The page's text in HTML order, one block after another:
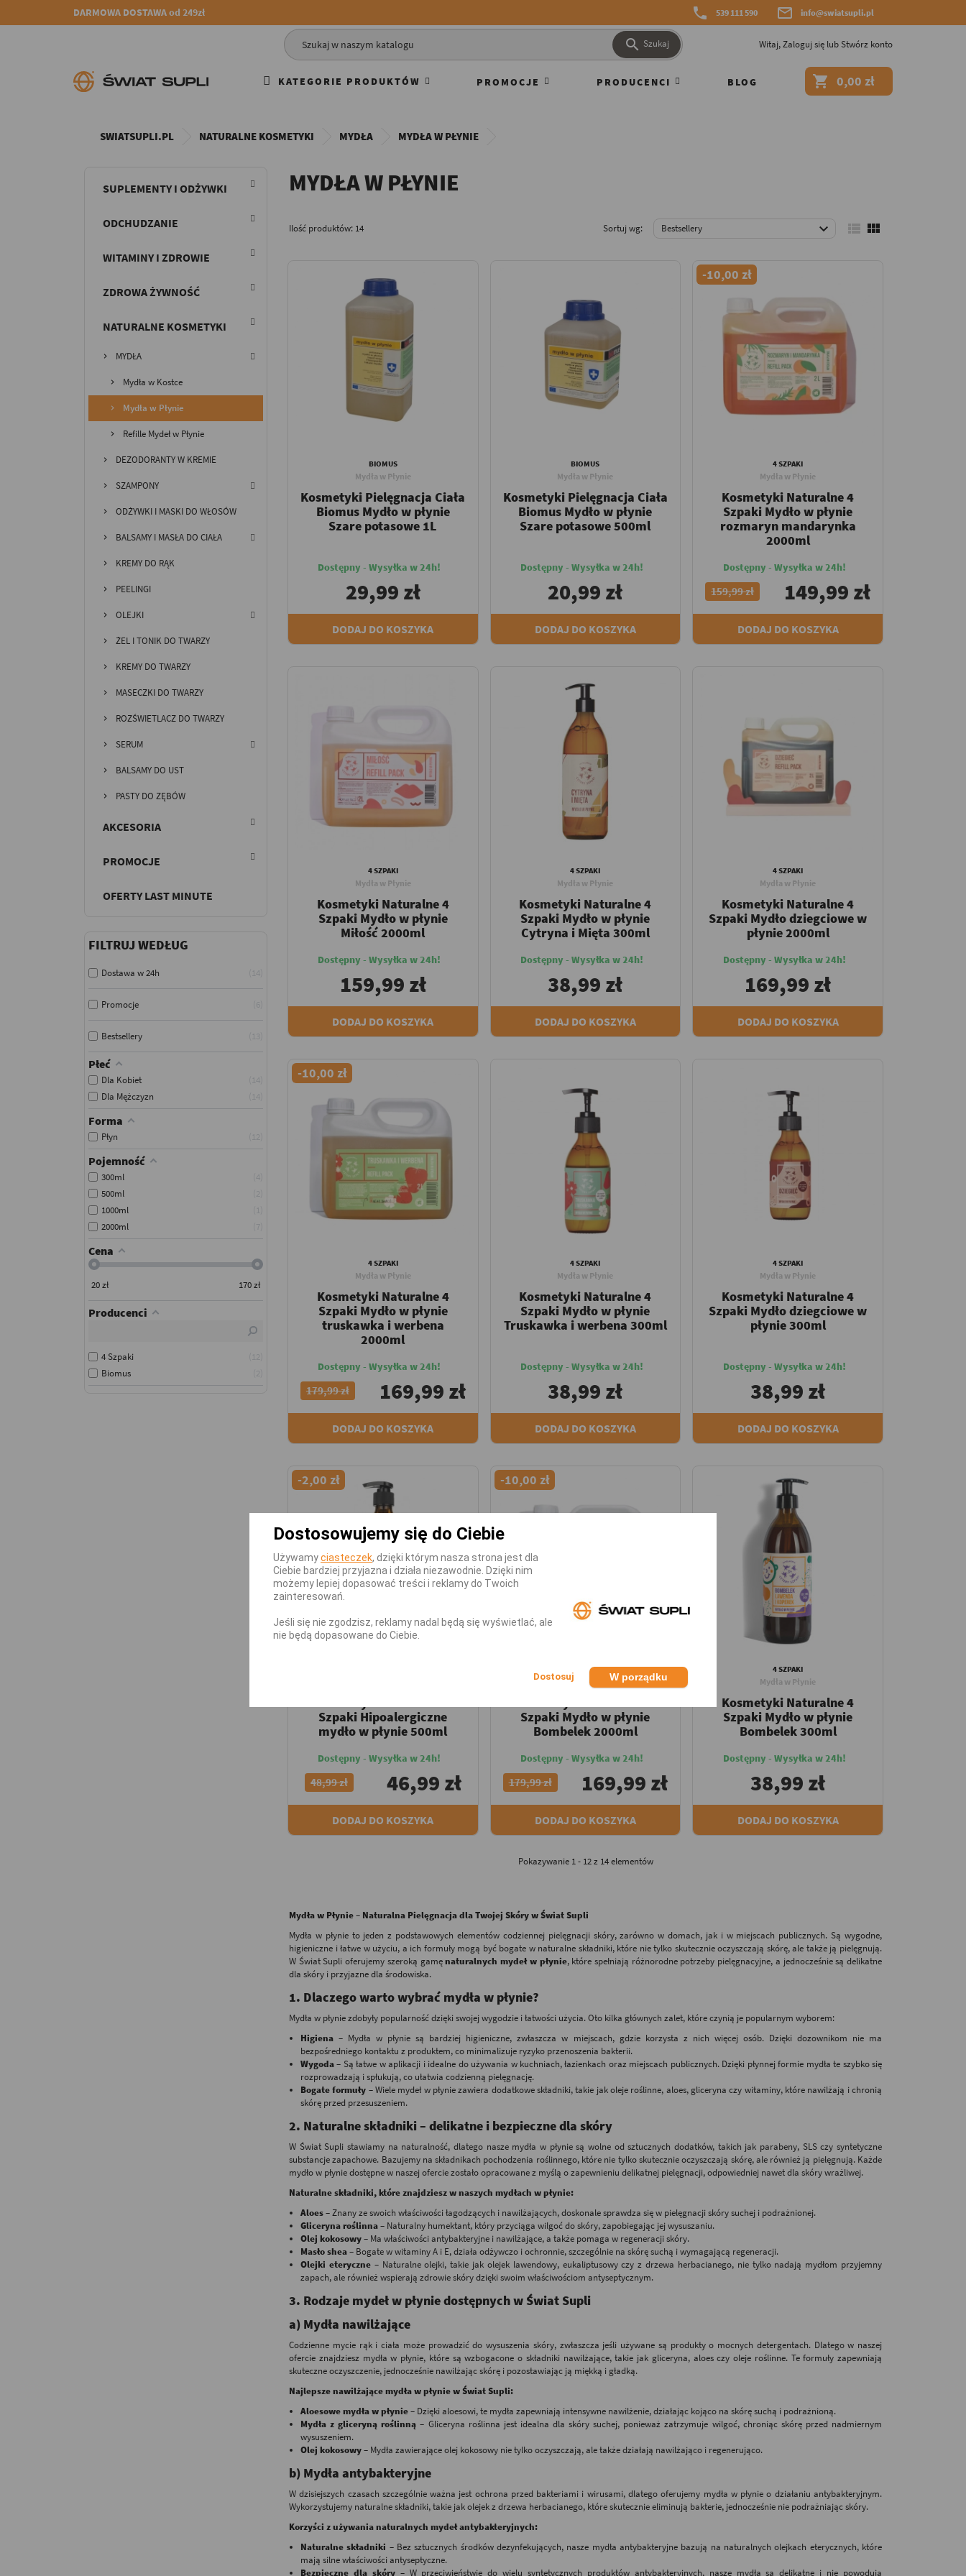
DARMOWA DOSTAWA od 249zł  539 111 590  info@swiatsupli.pl
 Szukaj Witaj,Zaloguj się lubStwórz konto
KATEGORIE PRODUKTÓW PROMOCJE PRODUCENCI BLOG  0,00 zł
SWIATSUPLI.PL NATURALNE KOSMETYKI MYDŁA MYDŁA W PŁYNIE
SUPLEMENTY I ODŻYWKI
ODCHUDZANIE
WITAMINY I ZDROWIE
ZDROWA ŻYWNOŚĆ
NATURALNE KOSMETYKI
MYDŁA
Mydła w Kostce
Mydła w Płynie
Refille Mydeł w Płynie
DEZODORANTY W KREMIE
SZAMPONY
ODŻYWKI I MASKI DO WŁOSÓW
BALSAMY I MASŁA DO CIAŁA
KREMY DO RĄK
PEELINGI
OLEJKI
ŻEL I TONIK DO TWARZY
KREMY DO TWARZY
MASECZKI DO TWARZY
ROZŚWIETLACZ DO TWARZY
SERUM
BALSAMY DO UST
PASTY DO ZĘBÓW
AKCESORIA
PROMOCJE
OFERTY LAST MINUTE
FILTRUJ WEDŁUG
Dostawa w 24h
Promocje
Bestsellery
Płeć
Dla Kobiet
Dla Mężczyzn
Forma
Płyn
Pojemność
300ml
500ml
1000ml
2000ml
Cena
20zł 170zł
Producenci
4 Szpaki
Biomus
MYDŁA W PŁYNIE
Ilość produktów: 14 Sortuj wg: Bestsellery   
BIOMUS
Mydła w Płynie
Kosmetyki Pielęgnacja Ciała
Biomus Mydło w płynie
Szare potasowe 1L
Dostępny - Wysyłka w 24h!
29,99 zł
DODAJ DO KOSZYKA
BIOMUS
Mydła w Płynie
Kosmetyki Pielęgnacja Ciała
Biomus Mydło w płynie
Szare potasowe 500ml
Dostępny - Wysyłka w 24h!
20,99 zł
DODAJ DO KOSZYKA
-10,00 zł
4 SZPAKI
Mydła w Płynie
Kosmetyki Naturalne 4
Szpaki Mydło w płynie
rozmaryn mandarynka
2000ml
Dostępny - Wysyłka w 24h!
159,99 zł 149,99 zł
DODAJ DO KOSZYKA
4 SZPAKI
Mydła w Płynie
Kosmetyki Naturalne 4
Szpaki Mydło w płynie
Miłość 2000ml
Dostępny - Wysyłka w 24h!
159,99 zł
DODAJ DO KOSZYKA
4 SZPAKI
Mydła w Płynie
Kosmetyki Naturalne 4
Szpaki Mydło w płynie
Cytryna i Mięta 300ml
Dostępny - Wysyłka w 24h!
38,99 zł
DODAJ DO KOSZYKA
4 SZPAKI
Mydła w Płynie
Kosmetyki Naturalne 4
Szpaki Mydło dziegciowe w
płynie 2000ml
Dostępny - Wysyłka w 24h!
169,99 zł
DODAJ DO KOSZYKA
-10,00 zł
4 SZPAKI
Mydła w Płynie
Kosmetyki Naturalne 4
Szpaki Mydło w płynie
truskawka i werbena
2000ml
Dostępny - Wysyłka w 24h!
179,99 zł 169,99 zł
DODAJ DO KOSZYKA
4 SZPAKI
Mydła w Płynie
Kosmetyki Naturalne 4
Szpaki Mydło w płynie
Truskawka i werbena 300ml
Dostępny - Wysyłka w 24h!
38,99 zł
DODAJ DO KOSZYKA
4 SZPAKI
Mydła w Płynie
Kosmetyki Naturalne 4
Szpaki Mydło dziegciowe w
płynie 300ml
Dostępny - Wysyłka w 24h!
38,99 zł
DODAJ DO KOSZYKA
-2,00 zł
Szpaki Hipoalergiczne
mydło w płynie 500ml
Dostępny - Wysyłka w 24h!
48,99 zł 46,99 zł
DODAJ DO KOSZYKA
-10,00 zł
4 SZPAKI
Mydła w Płynie
Szpaki Mydło w płynie
Bombelek 2000ml
Dostępny - Wysyłka w 24h!
179,99 zł 169,99 zł
DODAJ DO KOSZYKA
4 SZPAKI
Mydła w Płynie
Kosmetyki Naturalne 4
Szpaki Mydło w płynie
Bombelek 300ml
Dostępny - Wysyłka w 24h!
38,99 zł
DODAJ DO KOSZYKA
Pokazywanie 1 - 12 z 14 elementów
Mydła w Płynie – Naturalna Pielęgnacja dla Twojej Skóry w Świat Supli
Mydła w płynie to jeden z podstawowych elementów codziennej pielęgnacji skóry, zarówno w domach, jak i w miejscach publicznych. Są wygodne,
higieniczne i łatwe w użyciu, a ich formuły mogą być bogate w naturalne składniki, które nie tylko skutecznie oczyszczają skórę, ale także ją pielęgnują.
W Świat Supli oferujemy szeroką gamęnaturalnych mydeł w płynie, które spełniają różnorodne potrzeby pielęgnacyjne, a jednocześnie są delikatne
dla skóry i przyjazne dla środowiska.
1. Dlaczego warto wybrać mydła w płynie?
Mydła w płynie zdobyły popularność dzięki swojej wygodzie i łatwości użycia. Oto kilka głównych zalet, które czynią je popularnym wyborem:
Higiena – Mydła w płynie są bardziej higieniczne, zwłaszcza w miejscach, gdzie korzysta z nich więcej osób. Dzięki dozownikom nie ma
bezpośredniego kontaktu z produktem, co minimalizuje ryzyko przenoszenia bakterii.
Wygoda– Są łatwe w aplikacji i idealne do używania w kuchniach, łazienkach oraz miejscach publicznych. Dzięki płynnej formie mydła te szybko się
rozprowadzają i spłukują, co ułatwia codzienną pielęgnację.
Bogate formuły – Wiele mydeł w płynie zawiera dodatkowe składniki, takie jak oleje roślinne, aloes, gliceryna czy witaminy, które nawilżają i chronią
skórę przed przesuszeniem.
2. Naturalne składniki – delikatne i bezpieczne dla skóry
W Świat Supli stawiamy na naturalność, dlatego nasze mydła w płynie są wolne od sztucznych dodatków, takich jak parabeny, SLS czy syntetyczne
substancje zapachowe. Bazujemy na składnikach pochodzenia roślinnego, które nie tylko skutecznie oczyszczają skórę, ale również ją pielęgnują. Każde
mydło w płynie dostępne w naszej ofercie zostało opracowane z myślą o zapewnieniu delikatnej pielęgnacji, odpowiedniej nawet dla skóry wrażliwej.
Naturalne składniki, które znajdziesz w naszych mydłach w płynie:
Aloes– Znany ze swoich właściwości łagodzących i nawilżających, doskonale sprawdza się w pielęgnacji skóry suchej i podrażnionej.
Gliceryna roślinna– Naturalny humektant, który przyciąga wilgoć do skóry, zapobiegając jej wysuszaniu.
Olej kokosowy– Ma właściwości antybakteryjne i nawilżające, a także pomaga w regeneracji skóry.
Masło shea– Bogate w witaminy A i E, działa odżywczo i ochronnie, szczególnie na skórę suchą i wymagającą regeneracji.
Olejki eteryczne– Naturalne olejki, takie jak olejek lawendowy, eukaliptusowy czy z drzewa herbacianego, nie tylko nadają mydłom przyjemny
zapach, ale również wspierają zdrowie skóry dzięki swoim właściwościom antyseptycznym.
3. Rodzaje mydeł w płynie dostępnych w Świat Supli
a) Mydła nawilżające
Codzienne mycie rąk i ciała może prowadzić do wysuszenia skóry, zwłaszcza jeśli używane są produkty o mocnych detergentach. Dlatego w naszej
ofercie znajdziesz mydła w płynie, które są wzbogacone o składniki nawilżające, takie jak gliceryna, aloes czy oleje roślinne. Te formuły zapewniają
skuteczne oczyszczenie, jednocześnie nawilżając skórę i pozostawiając ją miękką i gładką.
Najlepsze nawilżające mydła w płynie w Świat Supli:
Aloesowe mydła w płynie– Dzięki aloesowi, te mydła zapewniają intensywne nawilżenie, działając kojąco na skórę suchą i podrażnioną.
Mydła z gliceryną roślinną – Gliceryna roślinna jest idealna dla skóry suchej, ponieważ zatrzymuje wilgoć, chroniąc skórę przed nadmiernym
wysuszeniem.
Olej kokosowy– Mydła zawierające olej kokosowy nie tylko oczyszczają, ale także działają nawilżająco i regenerująco.
b) Mydła antybakteryjne
W dzisiejszych czasach szczególnie ważna jest ochrona przed bakteriami i wirusami, dlatego oferujemy mydła w płynie o działaniu antybakteryjnym.
Wykorzystujemy naturalne składniki, takie jak olejek z drzewa herbacianego, które skutecznie eliminują bakterie, jednocześnie nie podrażniając skóry.
Korzyści z używania naturalnych mydeł antybakteryjnych:
Naturalne składniki – Bez sztucznych środków dezynfekujących, nasze mydła antybakteryjne bazują na naturalnych olejkach eterycznych, które
mają silne właściwości antyseptyczne.
Bezpieczne dla skóry– W przeciwieństwie do wielu syntetycznych produktów antybakteryjnych, nasze mydła są delikatne i nie powodują
Dostosowujemy się do Ciebie
Używamyciasteczek, dzięki którym nasza strona jest dla
Ciebie bardziej przyjazna i działa niezawodnie. Dzięki nim
możemy lepiej dopasować treści i reklamy do Twoich
zainteresowań.
Jeśli się nie zgodzisz, reklamy nadal będą się wyświetlać, ale
nie będą dopasowane do Ciebie.
W porządku